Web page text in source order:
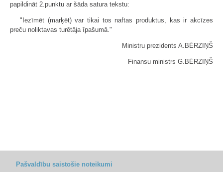
papildināt 2.punktu ar šāda satura tekstu:
"Iezīmēt (marķēt) var tikai tos naftas produktus, kas ir akcīzes
preču noliktavas turētāja īpašumā."
Ministru prezidents A.BĒRZIŅŠ
Finansu ministrs G.BĒRZIŅŠ
Pašvaldību saistošie noteikumi